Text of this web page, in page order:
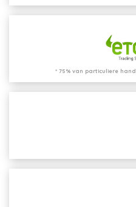
* 75% van particuliere